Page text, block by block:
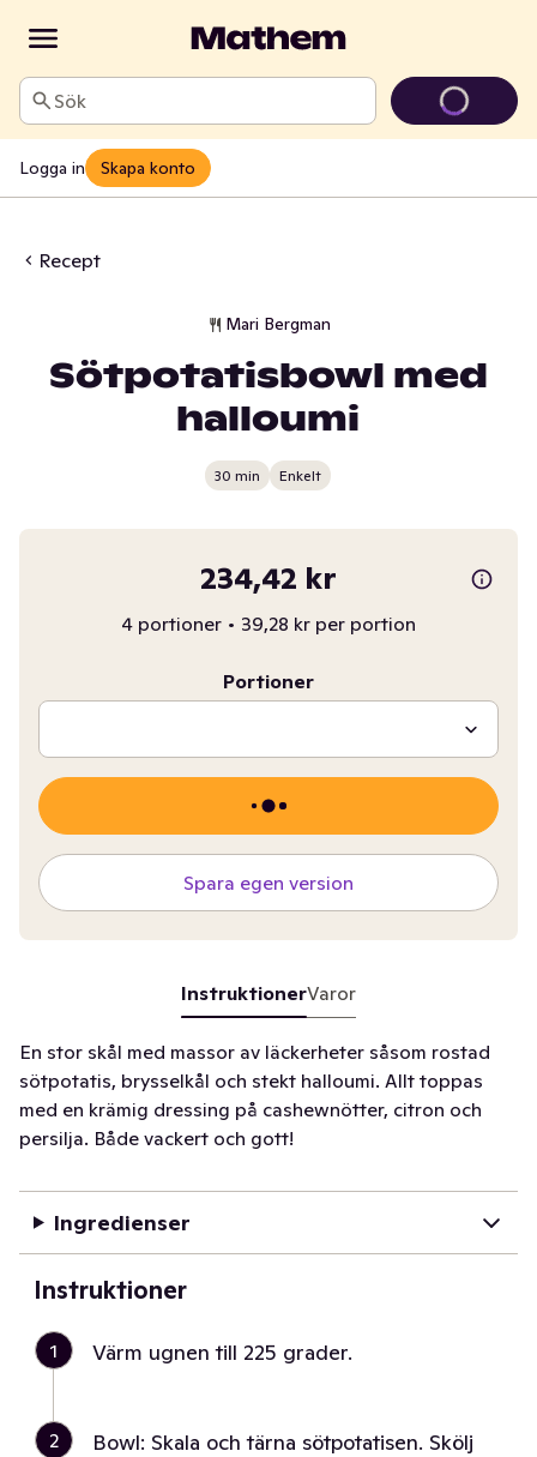
Sök
Logga in Skapa konto
Recept
Mari Bergman
Sötpotatisbowl med
halloumi
30 min Enkelt
234,42 kr
4 portioner • 39,28 kr per portion
Portioner
Spara egen version
InstruktionerVaror
En stor skål med massor av läckerheter såsom rostad
sötpotatis, brysselkål och stekt halloumi. Allt toppas
med en krämig dressing på cashewnötter, citron och
persilja. Både vackert och gott!
Ingredienser
Instruktioner
1 Värm ugnen till 225 grader.
2
Bowl: Skala och tärna sötpotatisen. Skölj